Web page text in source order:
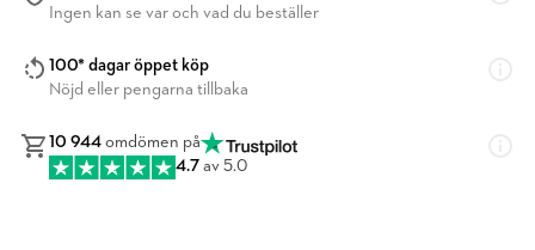
Ingen kan se var och vad du beställer
100* dagar öppet köp
Nöjd eller pengarna tillbaka
10 944 omdömen på
4.7 av 5.0